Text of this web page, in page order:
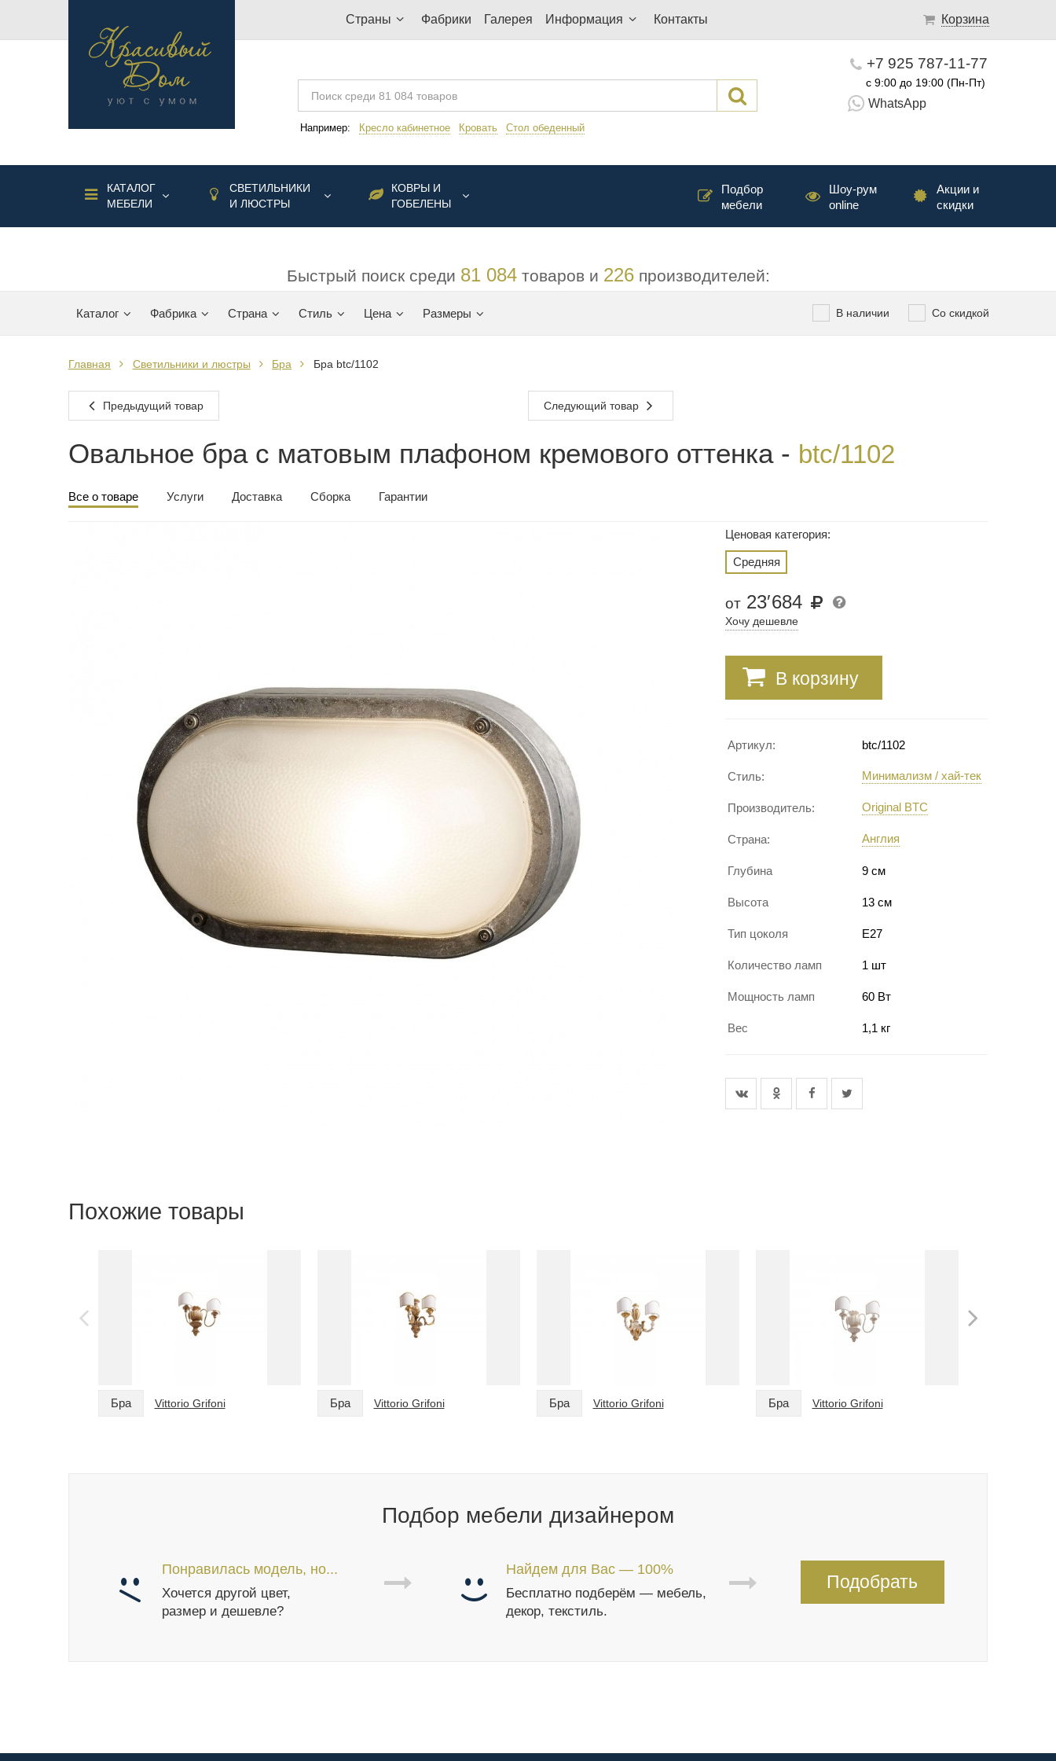
Страны Фабрики Галерея Информация Контакты Корзина
Например: Кресло кабинетное Кровать Стол обеденный
+7 925 787-11-77
с 9:00 до 19:00 (Пн-Пт)
WhatsApp
КАТАЛОГ
МЕБЕЛИ
СВЕТИЛЬНИКИ
И ЛЮСТРЫ
КОВРЫ И
ГОБЕЛЕНЫ
Акции и
скидки
Шоу-рум
online
Подбор
мебели
Быстрый поиск среди 81 084товаров и 226производителей:
Каталог Фабрика Страна Стиль Цена Размеры Со скидкой
В наличии
Главная Светильники и люстры Бра Бра btc/1102
Предыдущий товар Следующий товар
Овальное бра с матовым плафоном кремового оттенка - btc/1102
Все о товаре Услуги Доставка Сборка Гарантии
Ценовая категория:
Средняя
от 23′684
Хочу дешевле
В корзину
Артикул: btc/1102
Стиль: Минимализм / хай-тек
Производитель: Original BTC
Страна: Англия
Глубина 9 см
Высота 13 см
Тип цоколя E27
Количество ламп 1 шт
Мощность ламп 60 Вт
Вес 1,1 кг
Похожие товары
Бра Vittorio Grifoni Бра Vittorio Grifoni Бра Vittorio Grifoni Бра Vittorio Grifoni
Подбор мебели дизайнером
Понравилась модель, но...
Хочется другой цвет,
размер и дешевле?
Найдем для Вас — 100%
Бесплатно подберём — мебель,
декор, текстиль.
Подобрать